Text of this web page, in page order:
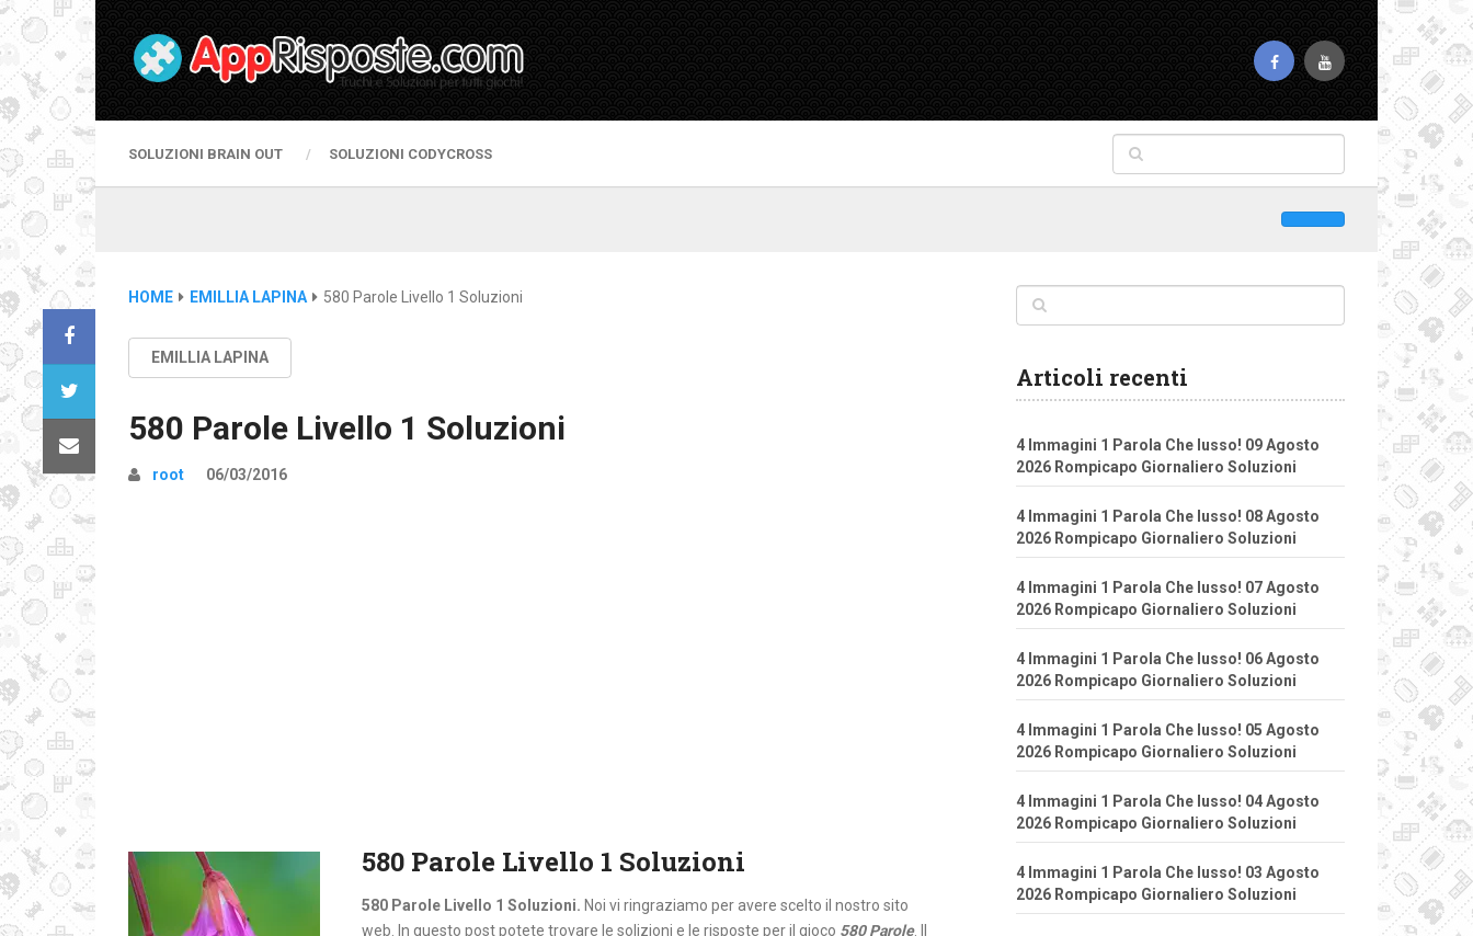
SOLUZIONI BRAIN OUT SOLUZIONI CODYCROSS
HOME EMILLIA LAPINA 580 Parole Livello 1 Soluzioni
EMILLIA LAPINA
580 Parole Livello 1 Soluzioni
root 06/03/2016
580 Parole Livello 1 Soluzioni
580 Parole Livello 1 Soluzioni. Noi vi ringraziamo per avere scelto il nostro sito
web. In questo post potete trovare le solizioni e le risposte per il gioco 580 Parole. Il
Articoli recenti
4 Immagini 1 Parola Che lusso! 09 Agosto
2026 Rompicapo Giornaliero Soluzioni
4 Immagini 1 Parola Che lusso! 08 Agosto
2026 Rompicapo Giornaliero Soluzioni
4 Immagini 1 Parola Che lusso! 07 Agosto
2026 Rompicapo Giornaliero Soluzioni
4 Immagini 1 Parola Che lusso! 06 Agosto
2026 Rompicapo Giornaliero Soluzioni
4 Immagini 1 Parola Che lusso! 05 Agosto
2026 Rompicapo Giornaliero Soluzioni
4 Immagini 1 Parola Che lusso! 04 Agosto
2026 Rompicapo Giornaliero Soluzioni
4 Immagini 1 Parola Che lusso! 03 Agosto
2026 Rompicapo Giornaliero Soluzioni